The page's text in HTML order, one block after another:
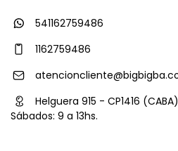
541162759486
1162759486
Helguera 915 - CP1416
Sábados: 9 a 13hs.